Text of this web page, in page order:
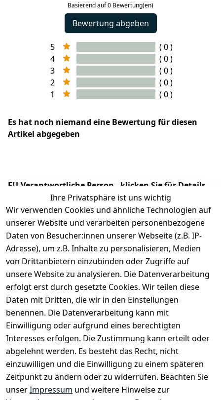
Basierend auf 0 Bewertung(en)
Bewertung abgeben
5
( 0 )
4
( 0 )
3
( 0 )
2
( 0 )
1
( 0 )
Es hat noch niemand eine Bewertung für diesen
Artikel abgegeben
EU-Verantwortliche Person - klicken Sie für Details
Ihre Privatsphäre ist uns wichtig
Wir verwenden Cookies und ähnliche Technologien auf
unserer Website und verarbeiten personenbezogene
Daten von Besucher:innen unserer Webseite (z.B. IP-
Adresse), um z.B. Inhalte zu personalisieren, Medien
von Drittanbietern einzubinden oder Zugriffe auf
unsere Website zu analysieren. Die Datenverarbeitung
erfolgt erst durch gesetzte Cookies. Wir teilen diese
Daten mit Dritten, die wir in den Einstellungen
benennen. Die Datenverarbeitung kann mit
Einwilligung oder aufgrund eines berechtigten
Interesses erfolgen. Die Zustimmung kann erteilt oder
abgelehnt werden. Es besteht das Recht, nicht
einzuwilligen und die Einwilligung zu einem späteren
Zeitpunkt zu ändern oder zu widerrufen. Beachten Sie
unserImpressum und weitere Hinweise zur
Rechtliches
Impressum
Datenschutze
rklärung
Barrierefreihe
itserklärung
Services
Registrieren